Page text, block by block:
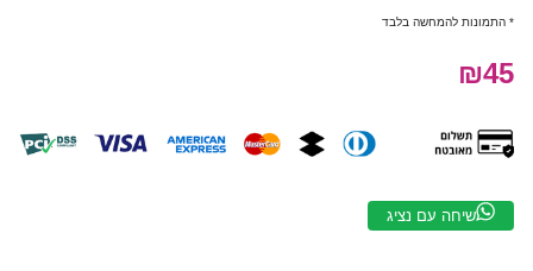
* התמונות להמחשה בלבד
₪45
שיחה עם נציג